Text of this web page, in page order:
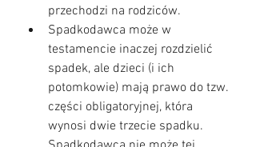
przechodzi na rodziców.
Spadkodawca może w
testamencie inaczej rozdzielić
spadek, ale dzieci (i ich
potomkowie) mają prawo do tzw.
części obligatoryjnej, która
wynosi dwie trzecie spadku.